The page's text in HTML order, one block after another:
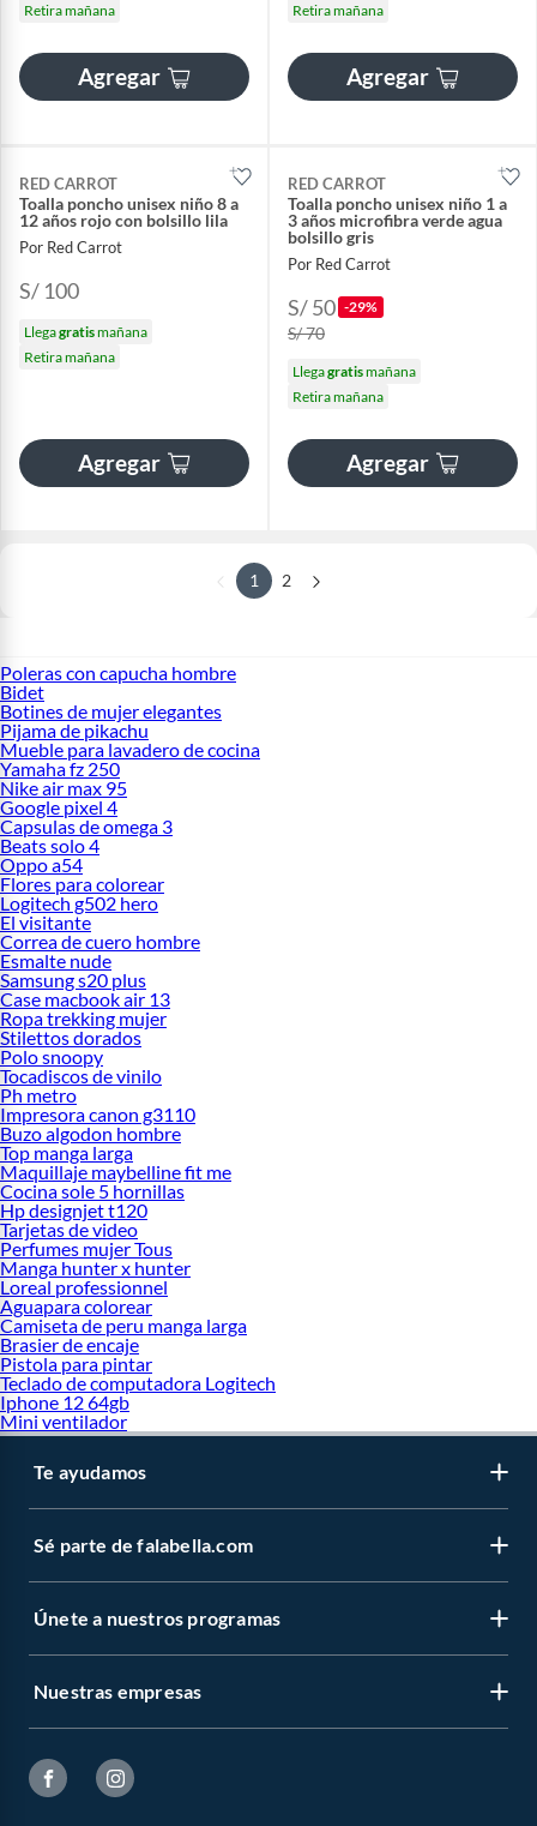
Retira mañana
Agregar
Retira mañana
Agregar
RED CARROT
Toalla poncho unisex niño 8 a
12 años rojo con bolsillo lila
Por Red Carrot
S/ 100
Llegagratismañana
Retira mañana
Agregar
RED CARROT
Toalla poncho unisex niño 1 a
3 años microfibra verde agua
bolsillo gris
Por Red Carrot
S/ 50 -29%
S/ 70
Llegagratismañana
Retira mañana
Agregar
1 2
Poleras con capucha hombre
Bidet
Botines de mujer elegantes
Pijama de pikachu
Mueble para lavadero de cocina
Yamaha fz 250
Nike air max 95
Google pixel 4
Capsulas de omega 3
Beats solo 4
Oppo a54
Flores para colorear
Logitech g502 hero
El visitante
Correa de cuero hombre
Esmalte nude
Samsung s20 plus
Case macbook air 13
Ropa trekking mujer
Stilettos dorados
Polo snoopy
Tocadiscos de vinilo
Ph metro
Impresora canon g3110
Buzo algodon hombre
Top manga larga
Maquillaje maybelline fit me
Cocina sole 5 hornillas
Hp designjet t120
Tarjetas de video
Perfumes mujer Tous
Manga hunter x hunter
Loreal professionnel
Aguapara colorear
Camiseta de peru manga larga
Brasier de encaje
Pistola para pintar
Teclado de computadora Logitech
Iphone 12 64gb
Mini ventilador
Te ayudamos
Sé parte de falabella.com
Únete a nuestros programas
Nuestras empresas